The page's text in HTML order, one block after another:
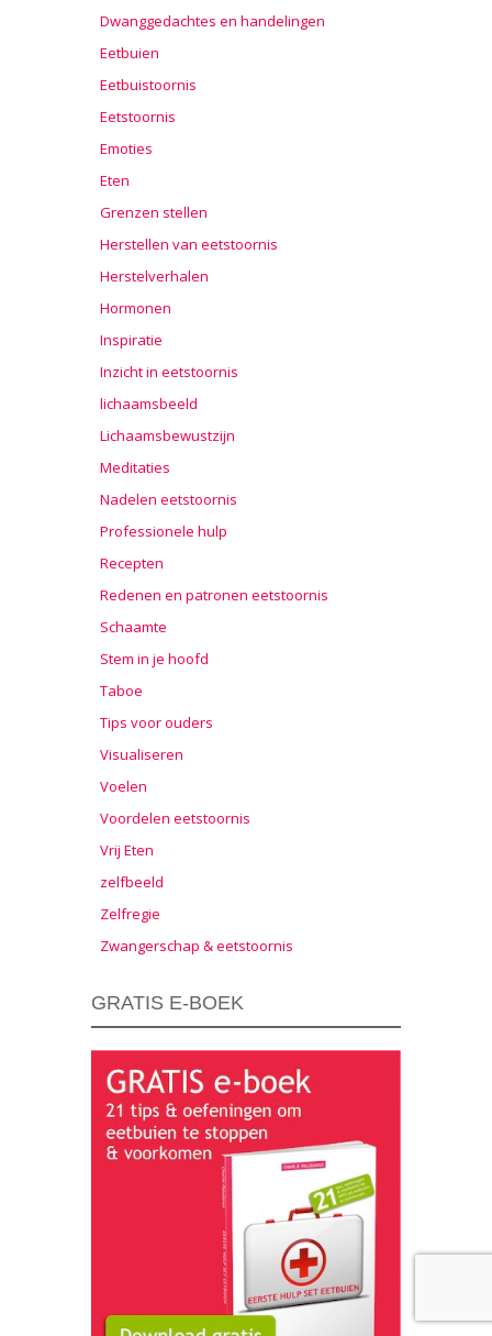
Dwanggedachtes en handelingen
Eetbuien
Eetbuistoornis
Eetstoornis
Emoties
Eten
Grenzen stellen
Herstellen van eetstoornis
Herstelverhalen
Hormonen
Inspiratie
Inzicht in eetstoornis
lichaamsbeeld
Lichaamsbewustzijn
Meditaties
Nadelen eetstoornis
Professionele hulp
Recepten
Redenen en patronen eetstoornis
Schaamte
Stem in je hoofd
Taboe
Tips voor ouders
Visualiseren
Voelen
Voordelen eetstoornis
Vrij Eten
zelfbeeld
Zelfregie
Zwangerschap & eetstoornis
GRATIS E-BOEK